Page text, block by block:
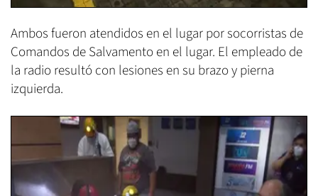
Ambos fueron atendidos en el lugar por socorristas de
Comandos de Salvamento en el lugar. El empleado de
la radio resultó con lesiones en su brazo y pierna
izquierda.